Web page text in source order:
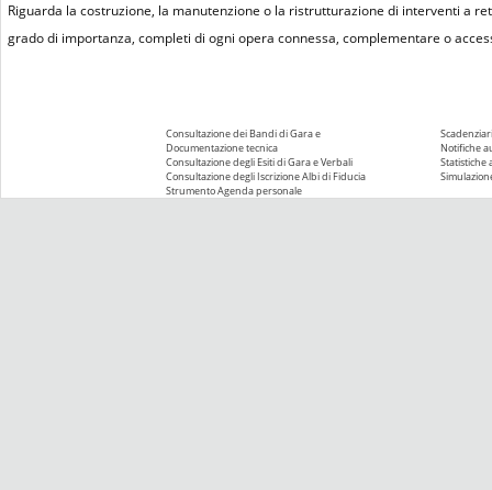
Riguarda la costruzione, la manutenzione o la ristrutturazione di interventi a
grado di importanza, completi di ogni opera connessa, complementare o
Consultazione dei Bandi di Gara e
Documentazione tecnica
Consultazione degli Esiti di Gara e Verbali
Consultazione degli Iscrizione Albi di Fiducia
Strumento Agenda personale
Notifiche
Statistiche